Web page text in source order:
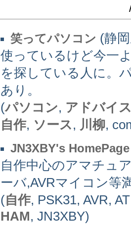
笑ってパソコン (静
使っているけど今一
を探している人に。
あり。
(パソコン, アドバイ
自作, ソース, 川柳,
JN3XBY's HomePage
自作中心のアマチュ
ーバ,AVRマイコン等
(自作, PSK31, AVR,
HAM, JN3XBY)